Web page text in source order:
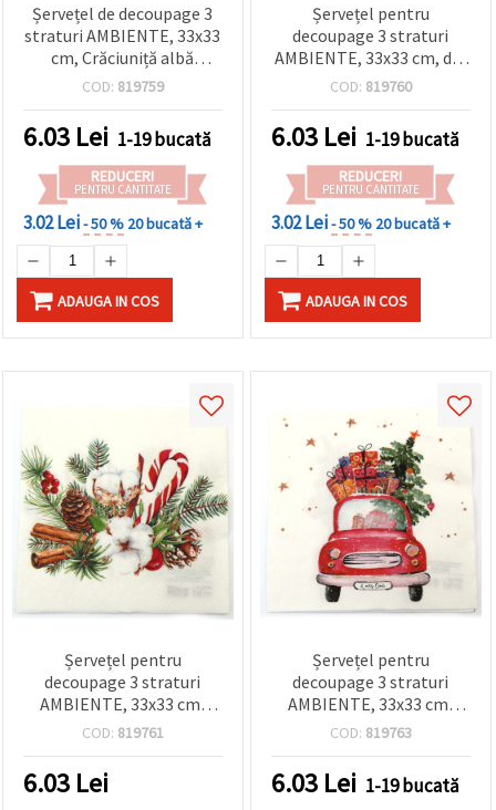
Șervețel de decoupage 3
straturi AMBIENTE, 33x33
cm, Crăciuniță albă
(Poinsettia) - 1 bucată
COD: 819759
6.03 Lei 1-19 bucată
REDUCERI
PENTRU CANTITATE
3.02 Lei- 50 % 20 bucată +
ADAUGA IN COS
Șervețel pentru
decoupage 3 straturi
AMBIENTE, 33x33 cm, din
hârtie reciclată,
Nature, 1 bucată
COD: 819760
6.03 Lei 1-19 bucată
REDUCERI
PENTRU CANTITATE
3.02 Lei- 50 % 20 bucată +
ADAUGA IN COS
Șervețel pentru
decoupage 3 straturi
AMBIENTE, 33x33 cm,
Aranjament de Crăciun - 1
COD: 819761
6.03 Lei
Șervețel pentru
decoupage 3 straturi
AMBIENTE, 33x33 cm,
model „Camionul cu
COD: 819763
6.03 Lei 1-19 bucată